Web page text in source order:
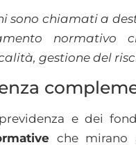
sono chiamati a
normativo
gestione del
e dei
che mirano